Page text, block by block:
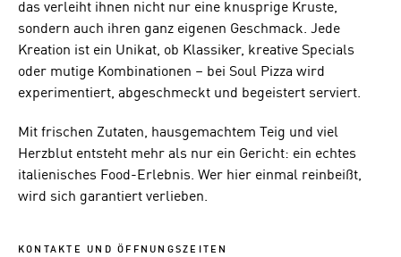
das verleiht ihnen nicht nur eine knusprige Kruste,
sondern auch ihren ganz eigenen Geschmack. Jede
Kreation ist ein Unikat, ob Klassiker, kreative Specials
oder mutige Kombinationen – bei Soul Pizza wird
experimentiert, abgeschmeckt und begeistert serviert.
Mit frischen Zutaten, hausgemachtem Teig und viel
Herzblut entsteht mehr als nur ein Gericht: ein echtes
italienisches Food-Erlebnis. Wer hier einmal reinbeißt,
wird sich garantiert verlieben.
KONTAKTE UND ÖFFNUNGSZEITEN